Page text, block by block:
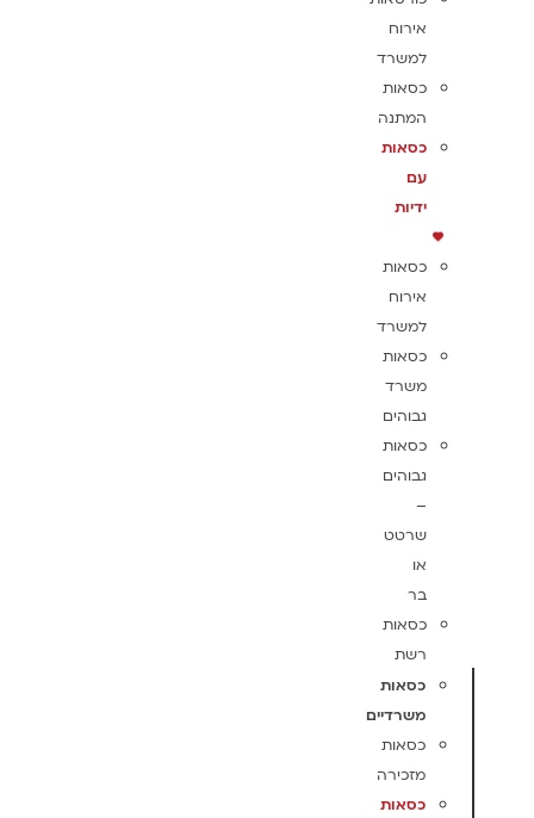
אירוח
למשרד
כסאות
המתנה
כסאות
עם
ידיות
כסאות
אירוח
למשרד
כסאות
משרד
גבוהים
כסאות
גבוהים
–
שרטט
או
בר
כסאות
רשת
כסאות
משרדיים
כסאות
מזכירה
כסאות